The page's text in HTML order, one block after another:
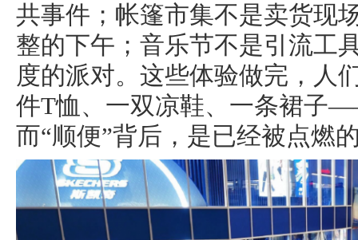
共事件；帐篷市集不是卖货现
整的下午；音乐节不是引流工
度的派对。这些体验做完，人
件T恤、一双凉鞋、一条裙子
而“顺便”背后，是已经被点燃